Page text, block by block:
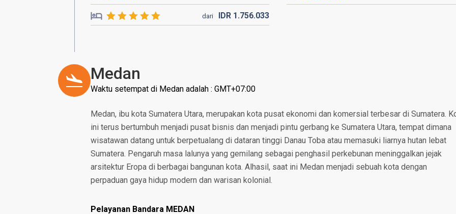
dari IDR 1.756.033
Medan
Waktu setempat di Medan adalah : GMT+07:00
Medan, ibu kota Sumatera Utara, merupakan kota pusat ekonomi dan komersial terbesar di Sumatera.
ini terus bertumbuh menjadi pusat bisnis dan menjadi pintu gerbang ke Sumatera Utara, tempat dimana
wisatawan datang untuk berpetualang di dataran tinggi Danau Toba atau memasuki liarnya hutan lebat
Sumatera. Pengaruh masa lalunya yang gemilang sebagai penghasil perkebunan meninggalkan jejak
arsitektur Eropa di berbagai bangunan kota. Alhasil, saat ini Medan menjadi sebuah kota dengan
perpaduan gaya hidup modern dan warisan kolonial.
Pelayanan Bandara MEDAN